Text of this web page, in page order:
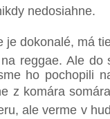
nedosiahne.
dokonalé, má
reggae. Ale
ho pochopili
z komára
ale verme v